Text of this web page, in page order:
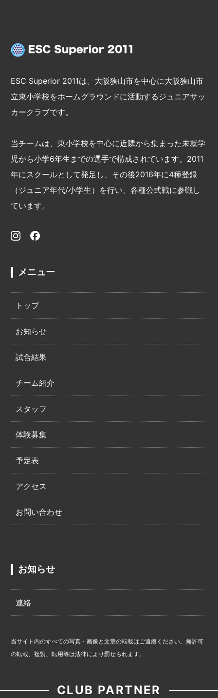
ESC Superior 2011は、大阪狭山市を中心に大阪狭山市
立東小学校をホームグラウンドに活動するジュニアサッ
カークラブです。
当チームは、東小学校を中心に近隣から集まった未就学
児から小学6年生までの選手で構成されています。2011
年にスクールとして発足し、その後2016年に4種登録
（ジュニア年代/小学生）を行い、各種公式戦に参戦し
ています。
メニュー
トップ
お知らせ
試合結果
チーム紹介
スタッフ
体験募集
予定表
アクセス
お問い合わせ
お知らせ
連絡
当サイト内のすべての写真・画像と文章の転載はご遠慮ください。無許可
の転載、複製、転用等は法律により罰せられます。
CLUB PARTNER